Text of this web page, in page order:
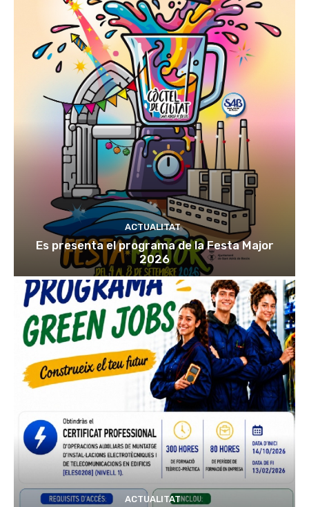
ACTUALITAT
Es presenta el programa de la Festa Major
2026
ACTUALITAT